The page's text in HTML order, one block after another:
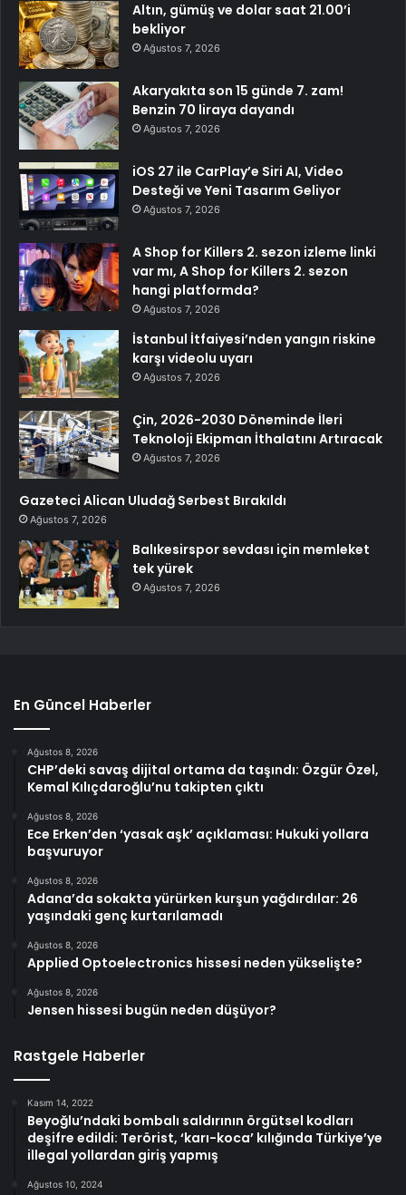
Altın, gümüş ve dolar saat 21.00’i
bekliyor
Ağustos 7, 2026
Akaryakıta son 15 günde 7. zam!
Benzin 70 liraya dayandı
Ağustos 7, 2026
iOS 27 ile CarPlay’e Siri AI, Video
Desteği ve Yeni Tasarım Geliyor
Ağustos 7, 2026
A Shop for Killers 2. sezon izleme linki
var mı, A Shop for Killers 2. sezon
hangi platformda?
Ağustos 7, 2026
İstanbul İtfaiyesi’nden yangın riskine
karşı videolu uyarı
Ağustos 7, 2026
Çin, 2026-2030 Döneminde İleri
Teknoloji Ekipman İthalatını Artıracak
Ağustos 7, 2026
Gazeteci Alican Uludağ Serbest Bırakıldı
Ağustos 7, 2026
Balıkesirspor sevdası için memleket
tek yürek
Ağustos 7, 2026
En Güncel Haberler
Ağustos 8, 2026
CHP’deki savaş dijital ortama da taşındı: Özgür Özel,
Kemal Kılıçdaroğlu’nu takipten çıktı
Ağustos 8, 2026
Ece Erken’den ‘yasak aşk’ açıklaması: Hukuki yollara
başvuruyor
Ağustos 8, 2026
Adana’da sokakta yürürken kurşun yağdırdılar: 26
yaşındaki genç kurtarılamadı
Ağustos 8, 2026
Applied Optoelectronics hissesi neden yükselişte?
Ağustos 8, 2026
Jensen hissesi bugün neden düşüyor?
Rastgele Haberler
Kasım 14, 2022
Beyoğlu’ndaki bombalı saldırının örgütsel kodları
deşifre edildi: Terörist, ‘karı-koca’ kılığında Türkiye’ye
illegal yollardan giriş yapmış
Ağustos 10, 2024